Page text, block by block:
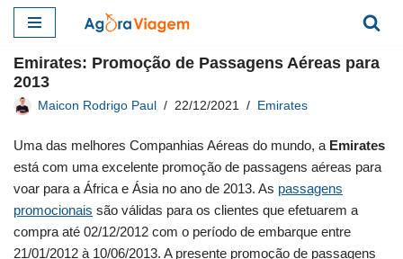
para
o
conteúdo
Emirates: Promoção de Passagens Aéreas para
2013
Maicon Rodrigo Paul 22/12/2021 Emirates
Uma das melhores Companhias Aéreas do mundo, a Emirates
está com uma excelente promoção de passagens aéreas para
voar para a África e Ásia no ano de 2013. As passagens
promocionais são válidas para os clientes que efetuarem a
compra até 02/12/2012 com o período de embarque entre
21/01/2012 à 10/06/2013. A presente promoção de passagens